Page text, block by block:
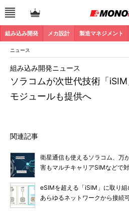
組み込み開発 メカ設計 製造マネジメント
ニュース
ソラコムが次世代技術「
モジュールも提供へ
組み込み開発ニュース
関連記事
衛星通信も使えるソラコム、万
害もマルチキャリアSIMなどで
eSIMを超える「iSIM」に取り組
あらゆるネットワークから接続